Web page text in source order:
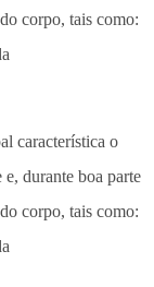
característica o
durante boa parte
corpo, tais como: